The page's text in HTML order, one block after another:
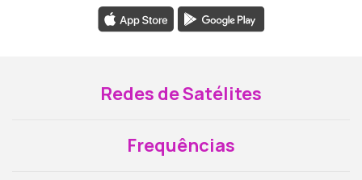
Redes de Satélites
Frequências